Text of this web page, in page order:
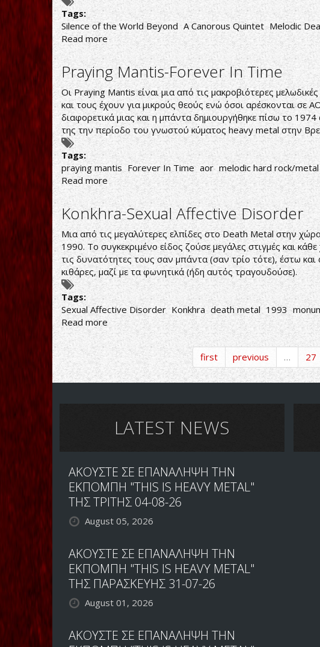
Tags:
Silence of the World Beyond A Canorous Quintet Melodic
Read moreabout
A
Canorous
Quintet-
Silence
of
the
World
Beyond
Praying Mantis-Forever In Time
Οι Praying Mantis είναι μια από τις μακροβιότερες
και τους έχουν για μικρούς θεούς ενώ όσοι αρέσκονται σε
διαφορετικά μιας και η μπάντα δημιουργήθηκε πίσω το
της την περίοδο του γνωστού κύματος heavy metal στην
Tags:
praying mantis Forever In Time aor melodic hard rock/metal
Read more about
Praying
Mantis-
Forever
In
Time
Konkhra-Sexual Affective Disorder
Μια από τις μεγαλύτερες ελπίδες στο Death Metal στην
1990. To συγκεκριμένο είδος ζούσε μεγάλες στιγμές και
τις δυνατότητες τους σαν μπάντα (σαν τρίο τότε), έστω
κιθάρες, μαζί με τα φωνητικά (ήδη αυτός τραγουδούσε).
Tags:
Sexual Affective Disorder Konkhra death metal 1993
Read more about
Konkhra-
Sexual
Affective
Disorder
first previous … 27
LATEST NEWS
ΑΚΟΥΣΤΕ ΣΕ ΕΠΑΝΑΛΗΨΗ ΤΗΝ
ΕΚΠΟΜΠΗ "THIS IS HEAVY METAL"
ΤΗΣ ΤΡΙΤΗΣ 04-08-26
August 05, 2026
ΑΚΟΥΣΤΕ ΣΕ ΕΠΑΝΑΛΗΨΗ ΤΗΝ
ΕΚΠΟΜΠΗ "THIS IS HEAVY METAL"
ΤΗΣ ΠΑΡΑΣΚΕΥΗΣ 31-07-26
August 01, 2026
ΑΚΟΥΣΤΕ ΣΕ ΕΠΑΝΑΛΗΨΗ ΤΗΝ